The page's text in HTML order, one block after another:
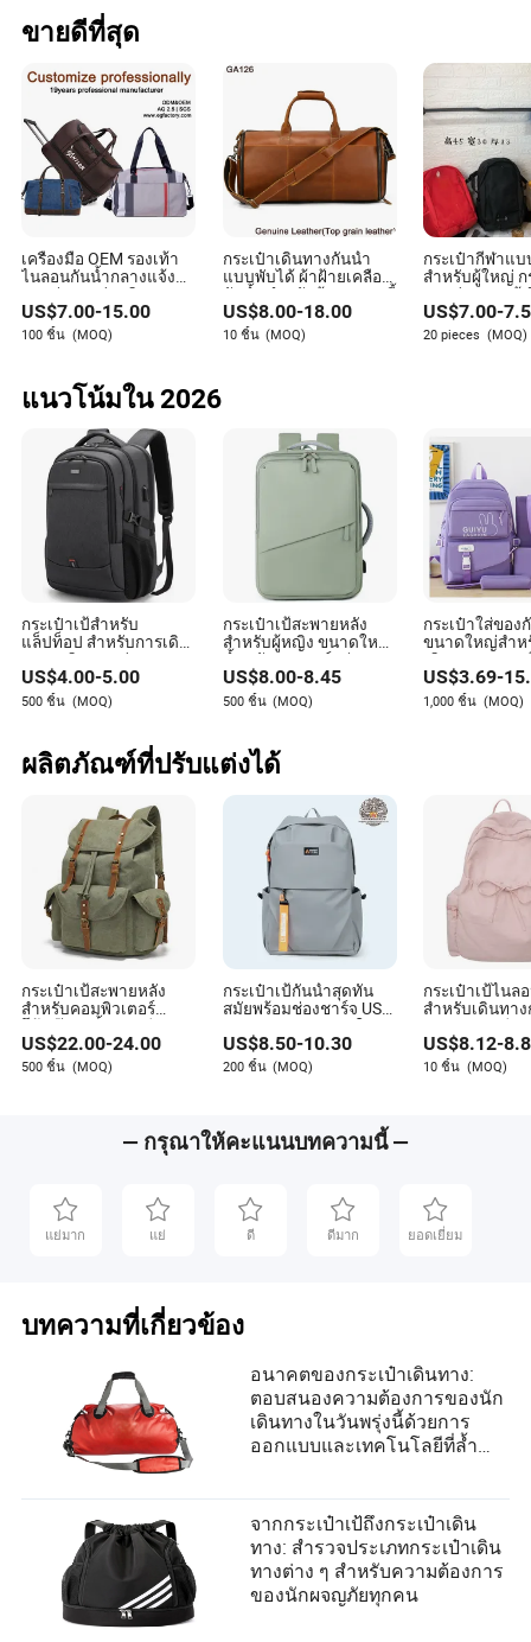
มาร์ควิส แรนดอล์ฟ เป็นนักเขียนที่มีประสบการณ์ใน
อุตสาหกรรมกระเป๋าเดินทางและกล่องของขวัญ โดย
เชี่ยวชาญในการประเมินผลกระทบต่อสิ่งแวดล้อมของ
ผลิตภัณฑ์และกระบวนการผลิต ด้วยความใส่ใจในราย
ละเอียดและความหลงใหลในความยั่งยืน มาร์ควิสให้
ข้อมูลเชิงลึกที่มีคุณค่าเกี่ยวกับแนวปฏิบัติด้านสิ่งแวดล้อม
ในอุตสาหกรรมนี้
ขายดีที่สุด
เครื่องมือ OEM รองเท้า
ไนลอนกันน้ำกลางแจ้งยิม
ขายส่งกระเป๋าเดินทางรถ
เข็นกระเป๋าเดินทางสุด
สัปดาห์จักรยานกีฬาเป้
สะพายหลังกระเป๋าเดิน
ส่วนตัวผ้าใบ
US$7.00-15.00
100 ชิ้น (MOQ)
กระเป๋าเดินทางกันน้ำ
แบบพับได้ ผ้าฝ้ายเคลือบ
กันน้ำ สำหรับผู้ชาย ฮอกกี้
ท้องฟ้า เดินทาง กระเป๋า
ใส่รองเท้า กระเป๋าเดิน
ทางแบบดูฟเฟิล กระเป๋า
US$8.00-18.00
10 ชิ้น (MOQ)
กระเป๋ากีฬาแ
สำหรับผู้ใหญ่ ก
กระเป๋าแบกเ
กีฬามวยปล้ำแ
กลางแจ้ง
US$7.00-
20 pieces (MOQ)
แนวโน้มใน 2026
กระเป๋าเป้สำหรับ
แล็ปท็อป สำหรับการเดิน
ทางธุรกิจ กระเป๋า
คอมพิวเตอร์สำหรับ
วิทยาลัย พร้อมพอร์ต
ชาร์จ USB
US$4.00-5.00
500 ชิ้น (MOQ)
กระเป๋าเป้สะพายหลัง
สำหรับผู้หญิง ขนาดใหญ่
น้ำหนักเบา ชาร์จผ่าน
USB สำหรับการเดินทาง
ระยะสั้น
US$8.00-8.45
500 ชิ้น (MOQ)
กระเป๋าใส่ของ
ขนาดใหญ่สำห
เดินทางกลาง
สะพายหลังสำ
นักเรียน
US$3.69-
1,000 ชิ้น (MOQ)
ผลิตภัณฑ์ที่ปรับแต่งได้
กระเป๋าเป้สะพายหลัง
สำหรับคอมพิวเตอร์
โน้ตบุ๊กกันน้ำแบบกีฬา
และท่องเที่ยวจากผ้าแค
นวาสเคลือบขี้ผึ้ง
(CY3359)
US$22.00-24.00
500 ชิ้น (MOQ)
กระเป๋าเป้กันน้ำสุดทัน
สมัยพร้อมช่องชาร์จ USB
สำหรับเดินทางและใส่
แล็ปท็อปสำหรับผู้ชาย
US$8.50-10.30
200 ชิ้น (MOQ)
กระเป๋าเป้ไนล
สำหรับเดินทา
กระเป๋านักเรีย
US$8.12-
10 ชิ้น (MOQ)
— กรุณาให้คะแนนบทความนี้ —
แย่มาก แย่ ดี ดีมาก ยอดเยี่ยม
บทความที่เกี่ยวข้อง
อนาคตของกระเป๋าเดินทาง:
ตอบสนองความต้องการของนัก
เดินทางในวันพรุ่งนี้ด้วยการ
ออกแบบและเทคโนโลยีที่ล้ำ
จากกระเป๋าเป้ถึงกระเป๋าเดิน
ทาง: สำรวจประเภทกระเป๋าเดิน
ทางต่าง ๆ สำหรับความต้องการ
ของนักผจญภัยทุกคน